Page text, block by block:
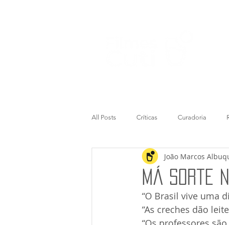
All Posts Críticas Curadoria
Má Sorte
João Marcos
“O Brasil vive uma
“As creches dão